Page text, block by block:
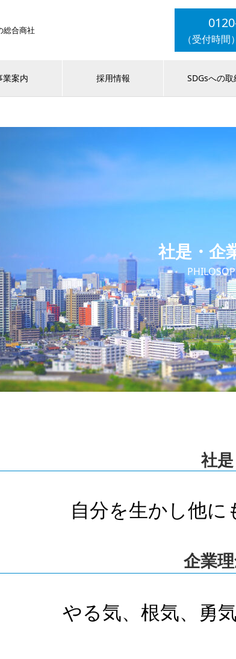
総合商社
（受付時
業案内 採用情報 SDGsへの取
社是・企
社是
自分を生かし他に
企業
やる気、根気、勇